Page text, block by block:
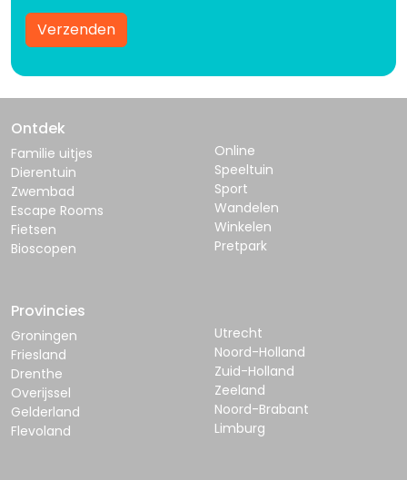
Verzenden
Ontdek
Familie uitjes
Dierentuin
Zwembad
Escape Rooms
Fietsen
Bioscopen
Online
Speeltuin
Sport
Wandelen
Winkelen
Pretpark
Provincies
Groningen
Friesland
Drenthe
Overijssel
Gelderland
Flevoland
Utrecht
Noord-Holland
Zuid-Holland
Zeeland
Noord-Brabant
Limburg